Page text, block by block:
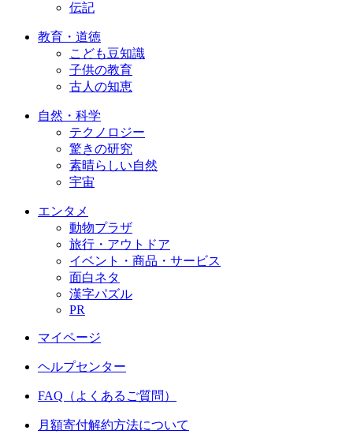
伝記
教育・道徳
こども豆知識
子供の教育
古人の知恵
自然・科学
テクノロジー
驚きの研究
素晴らしい自然
宇宙
エンタメ
動物プラザ
旅行・アウトドア
イベント・商品・サービス
面白ネタ
漢字パズル
PR
マイページ
ヘルプセンター
FAQ（よくあるご質問）
月額寄付解約方法について